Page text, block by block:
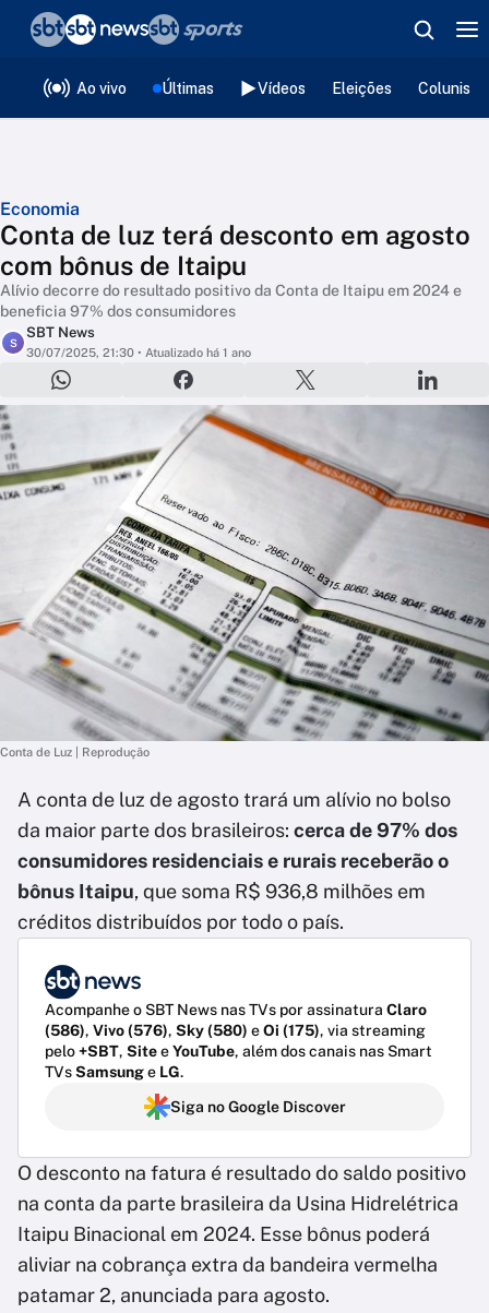
Ao vivo Últimas Vídeos Eleições
Economia
Conta de luz terá desconto em agosto
com bônus de Itaipu
Alívio decorre do resultado positivo da Conta de Itaipu em 2024 e
beneficia 97% dos consumidores
S
SBT News
30/07/2025, 21:30 • Atualizado há 1 ano
Conta de Luz | Reprodução
A conta de luz de agosto trará um alívio no bolso
da maior parte dos brasileiros: cerca de 97% dos
consumidores residenciais e rurais receberão o
bônus Itaipu, que soma R$ 936,8 milhões em
créditos distribuídos por todo o país.
Acompanhe o SBT News nas TVs por assinatura Claro
(586), Vivo (576), Sky (580) eOi (175), via streaming
pelo+SBT, SiteeYouTube, além dos canais nas Smart
TVsSamsunge LG.
Siga no Google Discover
O desconto na fatura é resultado do saldo positivo
na conta da parte brasileira da Usina Hidrelétrica
Itaipu Binacional em 2024. Esse bônus poderá
aliviar na cobrança extra da bandeira vermelha
patamar 2, anunciada para agosto.
❮voltar
Editorias